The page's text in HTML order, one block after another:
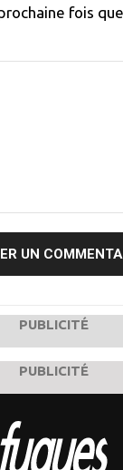
fois
PUBLICITÉ
PUBLICITÉ